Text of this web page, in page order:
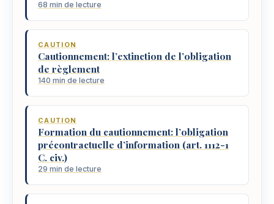
68 min de lecture
CAUTION
Cautionnement: l’extinction de l’obligation
de règlement
140 min de lecture
CAUTION
Formation du cautionnement: l’obligation
précontractuelle d’information (art. 1112-1
C. civ.)
29 min de lecture